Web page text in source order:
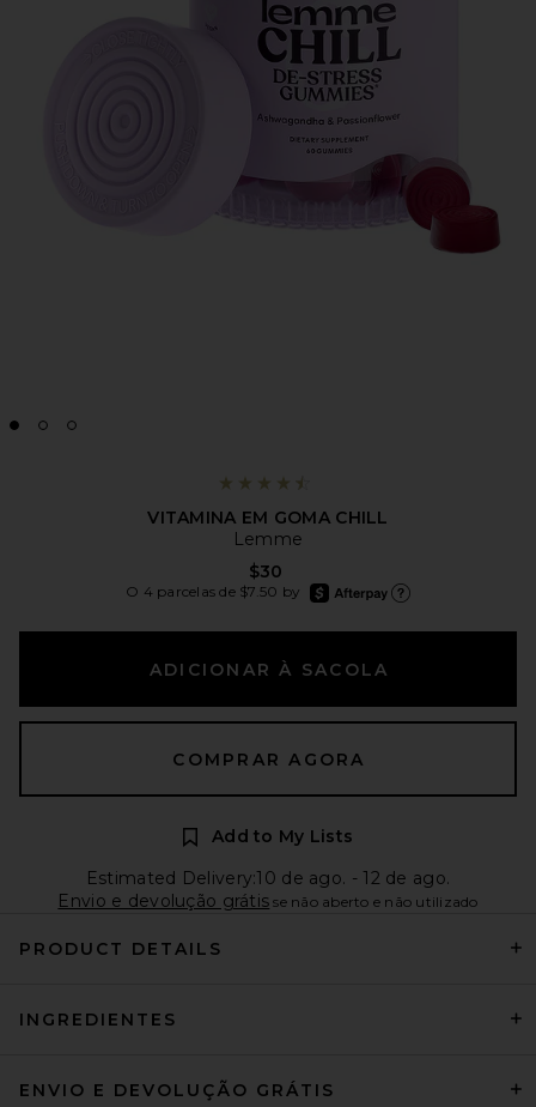
VITAMINA EM GOMA CHILL
Lemme
$30
O 4 parcelas de $7.50 by
afterpay
ADICIONAR À SACOLA
COMPRAR AGORA
Add to My Lists
Estimated Delivery:10 de ago. - 12 de ago.
Envio e devolução grátis se não aberto e não utilizado
PRODUCT DETAILS
INGREDIENTES
ENVIO E DEVOLUÇÃO GRÁTIS